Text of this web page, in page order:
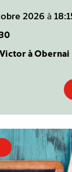
2026 à
à Obernai